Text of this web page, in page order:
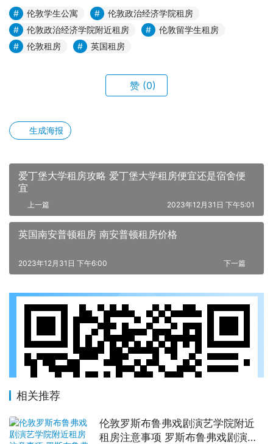
伦敦学生公寓
伦敦政治经济学院租房
伦敦政治经济学院附近租房
伦敦留学生租房
伦敦租房
英国租房
赞 (0)
生成海报
爱丁堡大学租房攻略 爱丁堡大学租房便宜还是宿舍便
宜
上一篇 2023年12月31日 下午5:01
英国南安普顿租房 南安普顿租房价格
下一篇
2023年12月31日 下午6:00
相关推荐
伦敦罗斯布鲁弗戏剧演艺学院附近
租房注意事项 罗斯布鲁弗戏剧演艺